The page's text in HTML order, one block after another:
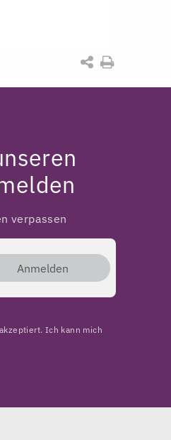
verpassen
Anmelden
Ich kann mich